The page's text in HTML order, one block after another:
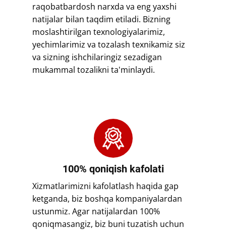
raqobatbardosh narxda va eng yaxshi
natijalar bilan taqdim etiladi. Bizning
moslashtirilgan texnologiyalarimiz,
yechimlarimiz va tozalash texnikamiz siz
va sizning ishchilaringiz sezadigan
mukammal tozalikni ta'minlaydi.
​​100% qoniqish kafolati
​​Xizmatlarimizni kafolatlash haqida gap
ketganda, biz boshqa kompaniyalardan
ustunmiz. Agar natijalardan 100%
qoniqmasangiz, biz buni tuzatish uchun